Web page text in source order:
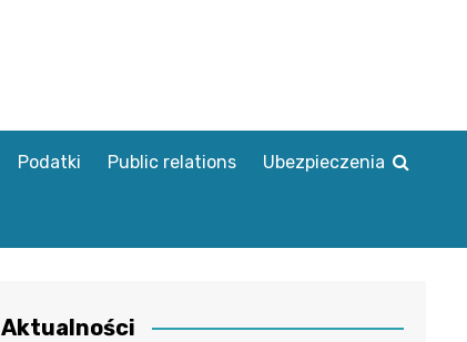
Podatki Public relations Ubezpieczenia
Aktualności